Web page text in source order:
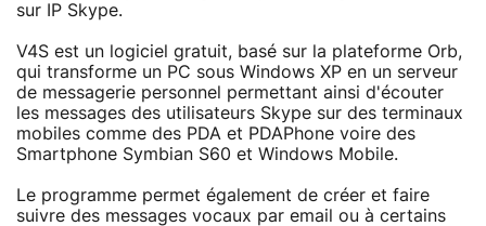
sur IP Skype.
V4S est un logiciel gratuit, basé sur la plateforme Orb,
qui transforme un PC sous Windows XP en un serveur
de messagerie personnel permettant ainsi d'écouter
les messages des utilisateurs Skype sur des terminaux
mobiles comme des PDA et PDAPhone voire des
Smartphone Symbian S60 et Windows Mobile.
Le programme permet également de créer et faire
suivre des messages vocaux par email ou à certains